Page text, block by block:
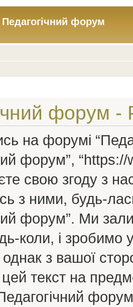
Педагогічний форум
форум -
на форумі
форум”,
свою згоду з
з ними, будь-
форум”. Ми
коли, і
з вашої
текст на